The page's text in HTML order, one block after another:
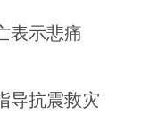
表示悲痛
导抗震救灾